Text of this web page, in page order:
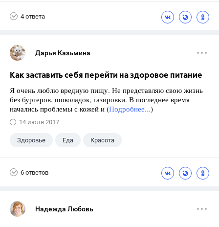
4 ответа
Дарья Казьмина
Как заставить себя перейти на здоровое питание
Я очень люблю вредную пищу. Не представляю свою жизнь
без бургеров, шоколадок, газировки. В последнее время
начались проблемы с кожей и (Подробнее...)
14 июля 2017
Здоровье Еда Красота
6 ответов
Надежда Любовь